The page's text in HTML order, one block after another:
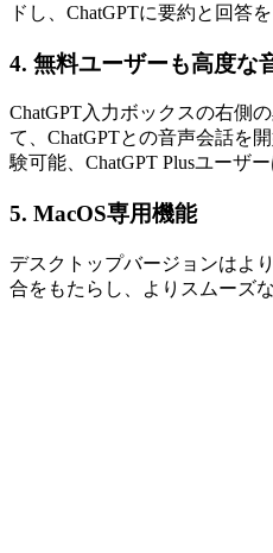
ドし、ChatGPTに要約と回答
4. 無料ユーザーも高度な
ChatGPT入力ボックスの右側
て、ChatGPTとの音声会話を
験可能、ChatGPT Plusユーザ
5. MacOS専用機能
デスクトップバージョンはよ
合をもたらし、よりスムーズ